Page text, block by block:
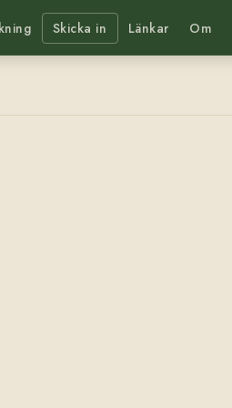
Skicka in Länkar Om